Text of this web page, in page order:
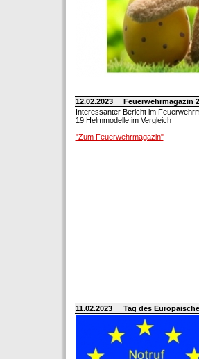
12.02.2023
Feuerwehrmagazin
Interessanter Bericht im
19 Helmmodelle im Vergleich
"Zum Feuerwehrmagazin"
11.02.2023 Tag des